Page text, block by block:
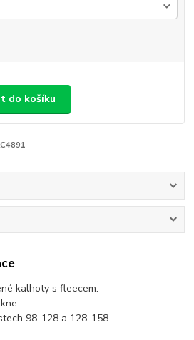
do košíku
kalhoty s fleecem.
98-128 a 128-158